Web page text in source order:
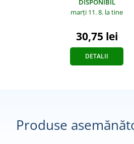
DISPONIBIL
marți 11. 8. la tine
30,75 lei
DETALII
Produse